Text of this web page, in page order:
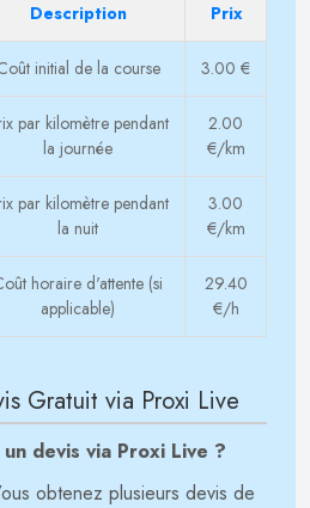
Description Prix
initial de la course 3.00 €
par kilomètre pendant
la journée
2.00
€/km
par kilomètre pendant
la nuit
3.00
€/km
horaire d'attente (si
applicable)
29.40
€/h
Gratuit via Proxi Live
devis via Proxi Live ?
obtenez plusieurs devis de